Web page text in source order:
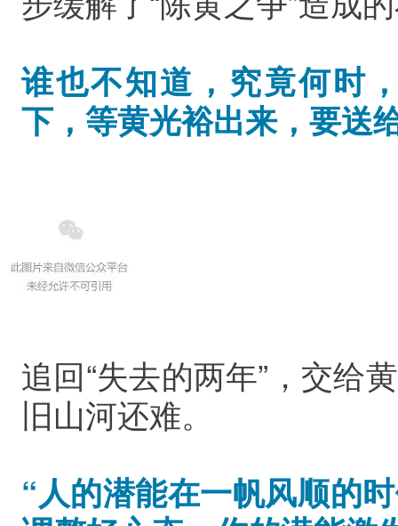
谁也不知道，究竟何时
下，等黄光裕出来，要送
追回“失去的两年”，交给
旧山河还难。
“人的潜能在一帆风顺的